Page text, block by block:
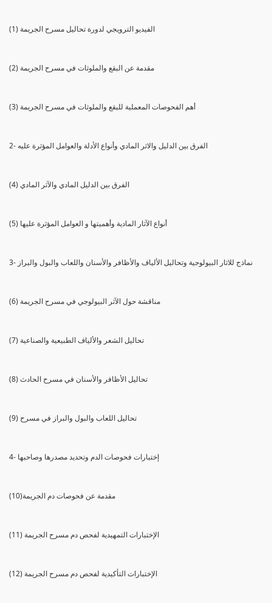
(1) الفيديو الترويجي لدورة تحاليل مسرح الجريمة
(2) مقدمة عن البقع والملوثات في مسرح الجريمة
(3) أهم الفحوصات المعملية للبقع والملوثات في مسرح الجريمة
2- الفرق بين الدليل والاثر المادي وأنواع الأدلة والعوامل المؤثرة عليه
(4) الفرق بين الدليل المادي والآثر المادي
(5) أنواع الآثار المادية وأهميتها و العوامل المؤثرة عليها
3- نماذج للاثار البيولوجية وتحاليل الألياف والأظافر والأسنان واللعاب والبول والبراز
(6) مناقشة حول الآثر البيولوجي في مسرح الجريمة
(7) تحاليل الشعر والألياف الطبيعية والصناعية
(8) تحاليل الأظافر والأسنان في مسرح الحادث
(9) تحاليل اللعاب والبول والبراز في مسرح
4- إختبارات فحوصات الدم وتحديد مصدرها وصاحبها
(10)مقدمة عن فحوصات دم الجريمة
(11) الإختبارات التمهيدية لفحص دم مسرح الجريمة
(12) الإختبارات التأكيدية لفحص دم مسرح الجريمة